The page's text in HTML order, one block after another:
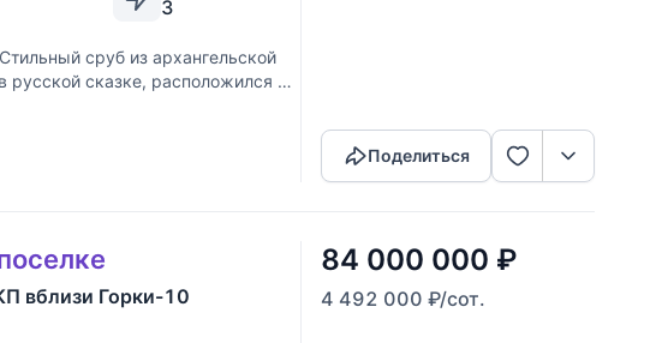
3
Стильный сруб из архангельской
сказке, расположился на
охраняемом коттеджном
Дом возведён
Поделиться
вблизи Горки-10
84 000 000 ₽
4 492 000 ₽/сот.